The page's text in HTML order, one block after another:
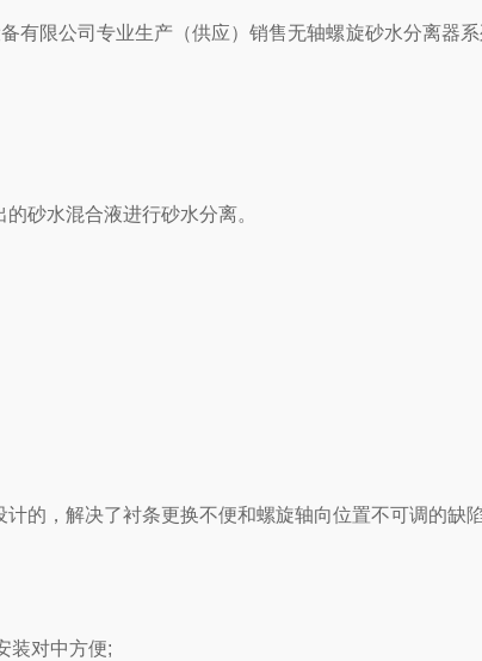
限公司专业生产（供应）销售无轴螺旋砂水分离器
砂水混合液进行砂水分离。
的，解决了衬条更换不便和螺旋轴向位置不可调的缺
装对中方便;